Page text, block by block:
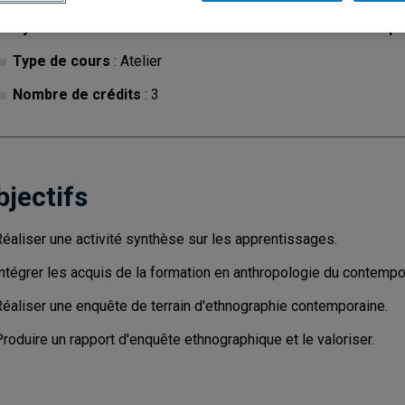
Type de cours : Atelier
Nombre de crédits : 3
une activité synthèse sur les apprentissages.
les acquis de la formation en anthropologie du
une enquête de terrain d'ethnographie contemporaine.
un rapport d'enquête ethnographique et le valoriser.